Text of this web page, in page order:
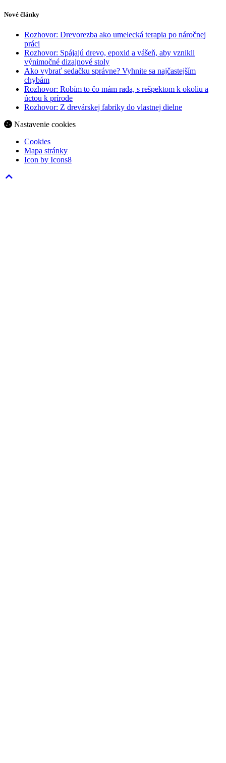
Nové články
Rozhovor: Drevorezba ako umelecká terapia po náročnej
práci
Rozhovor: Spájajú drevo, epoxid a vášeň, aby vznikli
výnimočné dizajnové stoly
Ako vybrať sedačku správne? Vyhnite sa najčastejším
chybám
Rozhovor: Robím to čo mám rada, s rešpektom k okoliu a
úctou k prírode
Rozhovor: Z drevárskej fabriky do vlastnej dielne
Nastavenie cookies
Cookies
Mapa stránky
Icon by Icons8